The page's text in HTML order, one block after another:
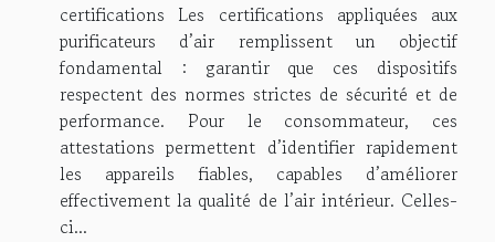
certifications Les certifications appliquées aux
purificateurs d’air remplissent un objectif
fondamental : garantir que ces dispositifs
respectent des normes strictes de sécurité et de
performance. Pour le consommateur, ces
attestations permettent d’identifier rapidement
les appareils fiables, capables d’améliorer
effectivement la qualité de l’air intérieur. Celles-
ci...